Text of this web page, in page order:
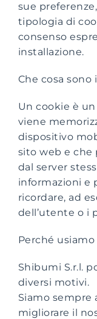
sue
tipologia di
consenso
installazione.
Che cosa sono
Un cookie è
viene
dispositivo
sito web e che
dal server
informazioni e
ricordare, ad
dell’utente o i
Perché usiamo
Shibumi S.r.l.
diversi motivi.
Siamo sempre
migliorare il